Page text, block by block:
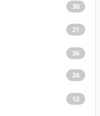
30
21
36
24
12